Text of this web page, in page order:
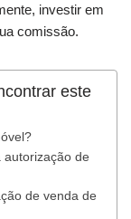
investir em
comissão.
este
de
de venda de